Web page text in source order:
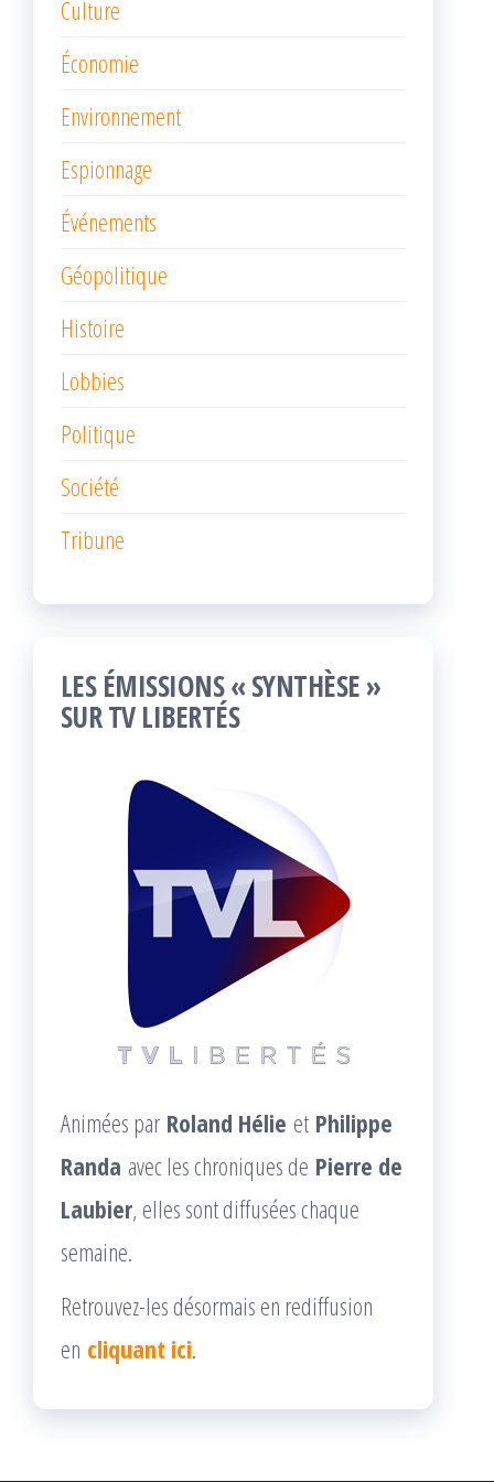
Culture
Économie
Environnement
Espionnage
Événements
Géopolitique
Histoire
Lobbies
Politique
Société
Tribune
LES ÉMISSIONS « SYNTHÈSE »
SUR TV LIBERTÉS
Animées par Roland Hélie et Philippe
Randa avec les chroniques de Pierre de
Laubier, elles sont diffusées chaque
semaine.
Retrouvez-les désormais en rediffusion
en cliquant ici.